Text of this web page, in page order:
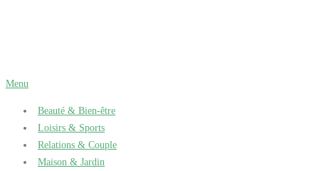
Menu
Beauté & Bien-être
Loisirs & Sports
Relations & Couple
Maison & Jardin